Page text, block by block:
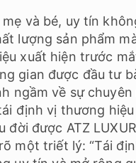
và bé, uy tín
lượng sản phẩm
xuất hiện trước
gian được đầu tư
ngầm về sự chuyên
định vị thương hiệu
đời được ATZ
một triết lý: “Tái